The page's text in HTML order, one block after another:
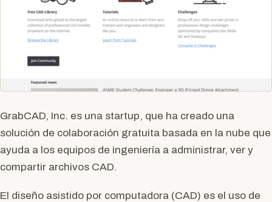
GrabCAD, Inc. es una startup, que ha creado una
solución de colaboración gratuita basada en la nube que
ayuda a los equipos de ingeniería a administrar, ver y
compartir archivos CAD.
El diseño asistido por computadora (CAD) es el uso de